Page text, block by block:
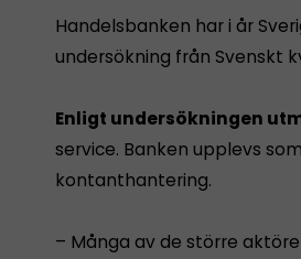
Handelsbanken har i år
undersökning från Svenskt
Enligt undersökningen
service. Banken upplevs
kontanthantering.
– Många av de större